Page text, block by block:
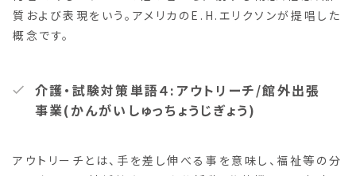
質および表現をいう。アメリカのE.H.エリクソンが提唱した
概念です。
介護・試験対策単語４:アウトリーチ/館外出張
事業(かんがいしゅっちょうじぎょう)
アウトリーチとは、手を差し伸べる事を意味し、福祉等の分